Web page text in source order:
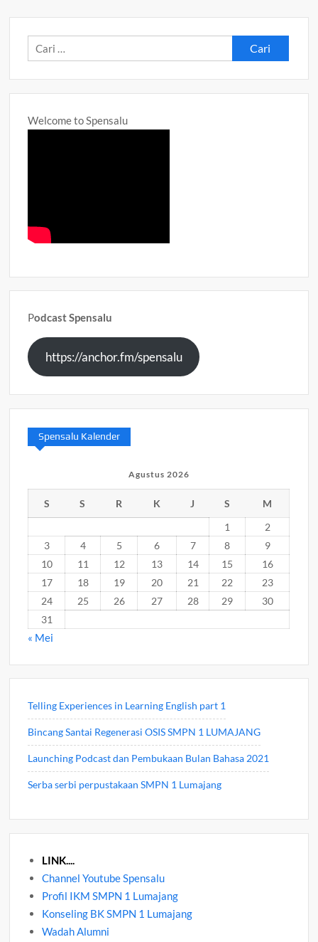
Cari
untuk:
Welcome to Spensalu
Podcast Spensalu
https://anchor.fm/spensalu
Spensalu Kalender
Agustus 2026
S S R K J S
M
1
2
3
4 5 6 7 8
9
10
11 12 13 14 15
16
17
18 19 20 21 22
23
24
25 26 27 28 29
30
31
« Mei
Telling Experiences in Learning English part 1
Bincang Santai Regenerasi OSIS SMPN 1 LUMAJANG
Launching Podcast dan Pembukaan Bulan Bahasa 2021
Serba serbi perpustakaan SMPN 1 Lumajang
LINK....
Channel Youtube Spensalu
Profil IKM SMPN 1 Lumajang
Konseling BK SMPN 1 Lumajang
Wadah Alumni